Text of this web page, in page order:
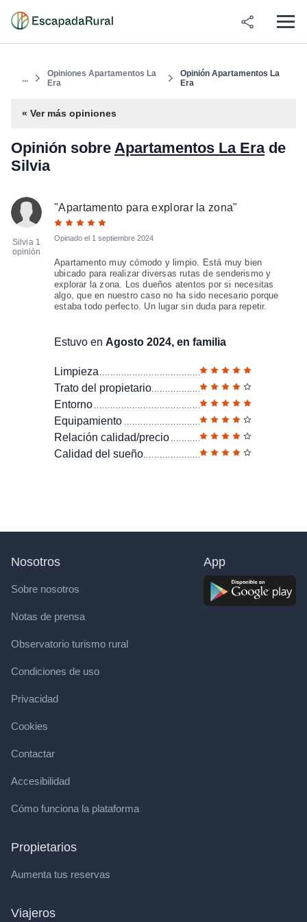
...
Opiniones Apartamentos La
Era
Opinión Apartamentos La
Era
« Ver más opiniones
Opinión sobre Apartamentos La Erade
Silvia
Silvia 1
opinión
"Apartamento para explorar la zona"
Opinado el 1 septiembre 2024
Apartamento muy cómodo y limpio. Está muy bien
ubicado para realizar diversas rutas de senderismo y
explorar la zona. Los dueños atentos por si necesitas
algo, que en nuestro caso no ha sido necesario porque
estaba todo perfecto. Un lugar sin duda para repetir.
Estuvo en Agosto 2024, en familia
Limpieza
Trato del propietario
Entorno
Equipamiento
Relación calidad/precio
Calidad del sueño
Nosotros
Sobre nosotros
Notas de prensa
Observatorio turismo rural
Condiciones de uso
Privacidad
Cookies
Contactar
Accesibilidad
Cómo funciona la plataforma
Propietarios
Aumenta tus reservas
Viajeros
App